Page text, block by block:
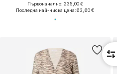
Първоначално: 235,00 €
Последна най-ниска цена:63,60 €